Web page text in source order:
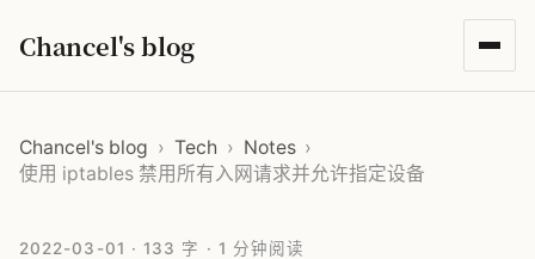
Chancel's blog
Chancel's blog › Tech › Notes ›
使用 iptables 禁用所有入网请求并允许指定设备
2022-03-01 · 133 字 · 1 分钟阅读